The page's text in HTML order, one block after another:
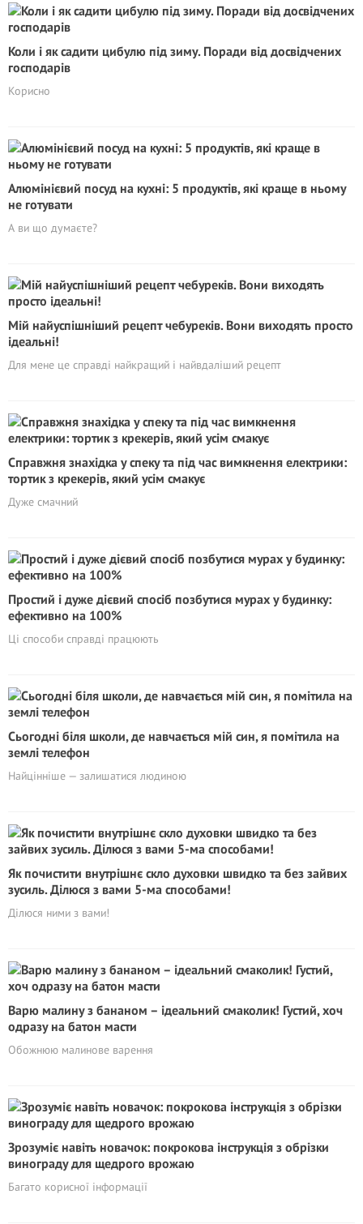
Коли і як садити цибулю під зиму. Поради від досвідчених
господарів
Корисно
Алюмінієвий посуд на кухні: 5 продуктів, які краще в ньому
не готувати
А ви що думаєте?
Мій найуспішніший рецепт чебуреків. Вони виходять просто
ідеальні!
Для мене це справді найкращий і найвдаліший рецепт
Справжня знахідка у спеку та під час вимкнення електрики:
тортик з крекерів, який усім смакує
Дуже смачний
Простий і дуже дієвий спосіб позбутися мурах у будинку:
ефективно на 100%
Ці способи справді працюють
Сьогодні біля школи, де навчається мій син, я помітила на
землі телефон
Найцінніше — залишатися людиною
Як почистити внутрішнє скло духовки швидко та без зайвих
зусиль. Ділюся з вами 5-ма способами!
Ділюся ними з вами!
Варю малину з бананом – ідеальний смаколик! Густий, хоч
одразу на батон масти
Обожнюю малинове варення
Зрозуміє навіть новачок: покрокова інструкція з обрізки
винограду для щедрого врожаю
Багато корисної інформації